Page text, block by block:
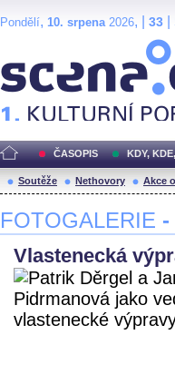
Pondělí, 10. srpena2026, | 33
ČASOPIS KDY,
Soutěže Nethovory Akce
FOTOGALERIE -
Vlastenecká